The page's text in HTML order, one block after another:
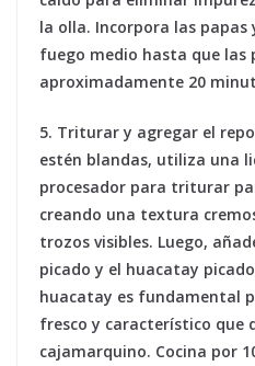
la olla. Incorpora las papas
fuego medio hasta que las
aproximadamente 20
5. Triturar y agregar el
estén blandas, utiliza una
procesador para triturar
creando una textura
trozos visibles. Luego,
picado y el huacatay
huacatay es fundamental
fresco y característico que
cajamarquino. Cocina por